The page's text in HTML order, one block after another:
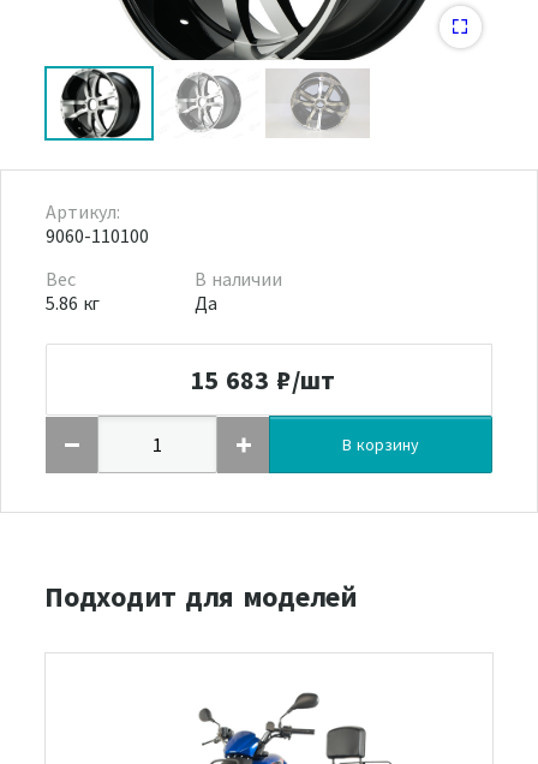
Артикул:
9060-110100
Вес
5.86 кг
В наличии
Да
15 683 ₽/шт
В корзину
Подходит для моделей